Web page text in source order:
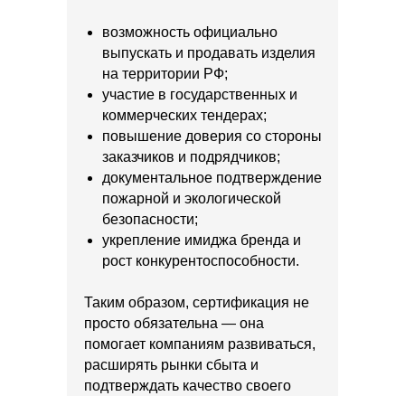
возможность официально
выпускать и продавать изделия
на территории РФ;
участие в государственных и
коммерческих тендерах;
повышение доверия со стороны
заказчиков и подрядчиков;
документальное подтверждение
пожарной и экологической
безопасности;
укрепление имиджа бренда и
рост конкурентоспособности.
Таким образом, сертификация не
просто обязательна — она
помогает компаниям развиваться,
расширять рынки сбыта и
подтверждать качество своего